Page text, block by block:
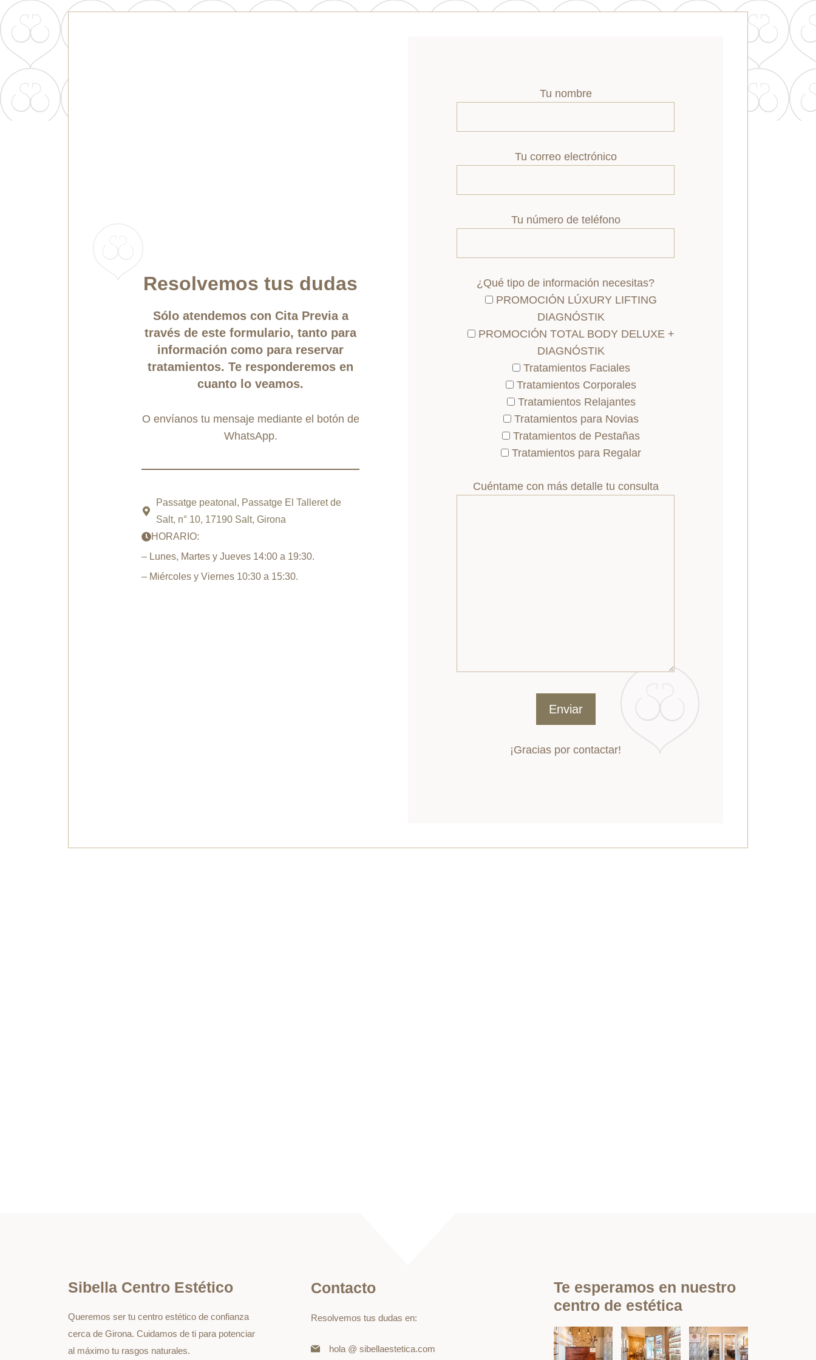
Resolvemos tus dudas
Sólo atendemos con Cita Previa a
través de este formulario, tanto para
información como para reservar
tratamientos. Te responderemos en
cuanto lo veamos.
O envíanos tu mensaje mediante el botón de
WhatsApp.
Passatge peatonal, Passatge El Talleret de
Salt, n° 10, 17190 Salt, Girona
HORARIO:
– Lunes, Martes y Jueves 14:00 a 19:30.
– Miércoles y Viernes 10:30 a 15:30.
Tu nombre
Tu correo electrónico
Tu número de teléfono
¿Qué tipo de información necesitas?
PROMOCIÓN LÚXURY LIFTING
DIAGNÓSTIK
PROMOCIÓN TOTAL BODY DELUXE +
DIAGNÓSTIK
Tratamientos Faciales
Tratamientos Corporales
Tratamientos Relajantes
Tratamientos para Novias
Tratamientos de Pestañas
Tratamientos para Regalar
Cuéntame con más detalle tu consulta
¡Gracias por contactar!
Sibella Centro Estético
Queremos ser tu centro estético de confianza
cerca de Girona. Cuidamos de ti para potenciar
al máximo tu rasgos naturales.
Contacto
Resolvemos tus dudas en:
hola @ sibellaestetica.com
Te esperamos en nuestro
centro de estética